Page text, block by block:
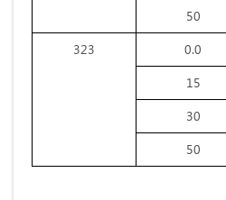
50
323
0.0
15
30
50